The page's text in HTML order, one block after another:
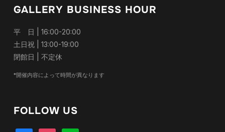
GALLERY BUSINESS HOUR
平 日 | 16:00-20:00
土日祝 | 13:00-19:00
閉館日 | 不定休
*開催内容によって時間が異なります
FOLLOW US